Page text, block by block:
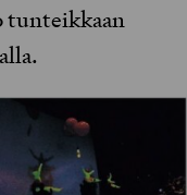
tunteikkaan